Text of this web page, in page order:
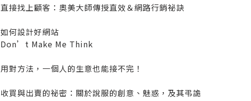
直接找上顧客：奧美大師傳授直效＆網路行銷祕訣
如何設計好網站
Don’t Make Me Think
用對方法，一個人的生意也能接不完！
收買與出賣的祕密：關於說服的創意、魅惑，及其弔詭